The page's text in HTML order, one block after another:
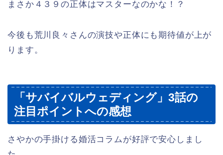
まさか４３９の正体はマスターなのかな！？
今後も荒川良々さんの演技や正体にも期待値が上が
ります。
「サバイバルウェディング」3話の
注目ポイントへの感想
さやかの手掛ける婚活コラムが好評で安心しまし